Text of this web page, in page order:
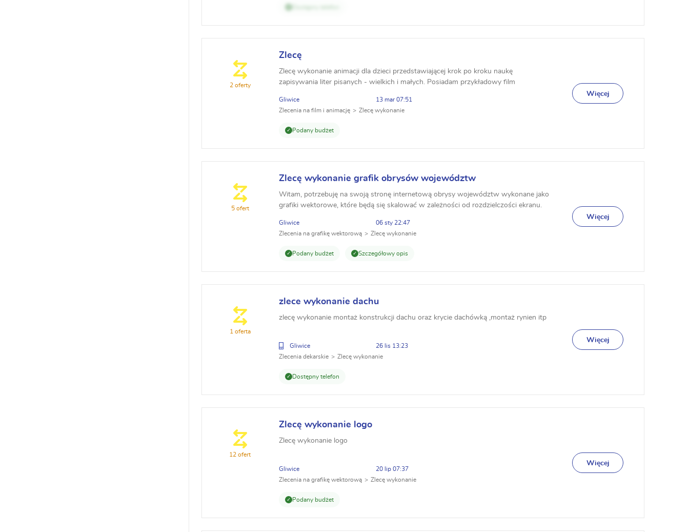
Zlecę
Zlecę wykonanie animacji dla dzieci przedstawiającej krok po kroku naukę
zapisywania liter pisanych - wielkich i małych. Posiadam przykładowy film
Gliwice
13 mar 07:51
Zlecenia na film i animację
Zlecę wykonanie
Podany budżet
2 oferty
Więcej
Zlecę wykonanie grafik obrysów województw
Witam, potrzebuję na swoją stronę internetową obrysy województw wykonane jako
grafiki wektorowe, które będą się skalować w zależności od rozdzielczości ekranu.
Gliwice
06 sty 22:47
Zlecenia na grafikę wektorową
Zlecę wykonanie
Podany budżet Szczegółowy opis
5 ofert
Więcej
zlece wykonanie dachu
zlecę wykonanie montaż konstrukcji dachu oraz krycie dachówką ,montaż rynien itp
Gliwice
26 lis 13:23
Zlecenia dekarskie
Zlecę wykonanie
Dostępny telefon
1 oferta
Więcej
Zlecę wykonanie logo
Zlecę wykonanie logo
Gliwice
20 lip 07:37
Zlecenia na grafikę wektorową
Zlecę wykonanie
Podany budżet
12 ofert
Więcej